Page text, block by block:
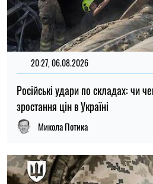
15:59, 06.08.2026
розрахунку майбутньої відстрочки
Ірина Де Люсто